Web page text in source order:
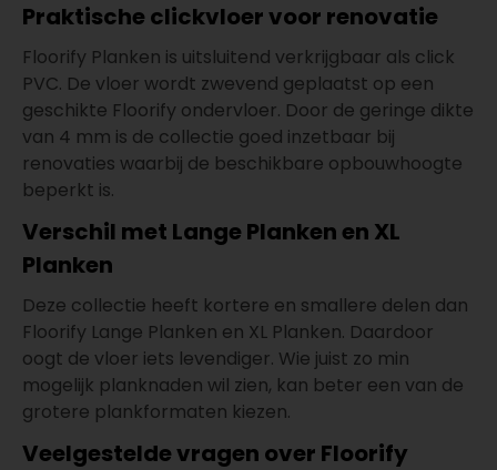
Praktische clickvloer voor renovatie
Floorify Planken is uitsluitend verkrijgbaar als click
PVC. De vloer wordt zwevend geplaatst op een
geschikte Floorify ondervloer. Door de geringe dikte
van 4 mm is de collectie goed inzetbaar bij
renovaties waarbij de beschikbare opbouwhoogte
beperkt is.
Verschil met Lange Planken en XL
Planken
Deze collectie heeft kortere en smallere delen dan
Floorify Lange Planken en XL Planken. Daardoor
oogt de vloer iets levendiger. Wie juist zo min
mogelijk planknaden wil zien, kan beter een van de
grotere plankformaten kiezen.
Veelgestelde vragen over Floorify